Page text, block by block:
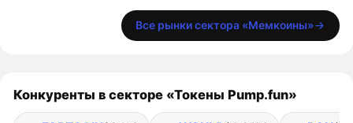
Все рынки сектора «Мемкоины»
Конкуренты в секторе «Токены Pump.fun»